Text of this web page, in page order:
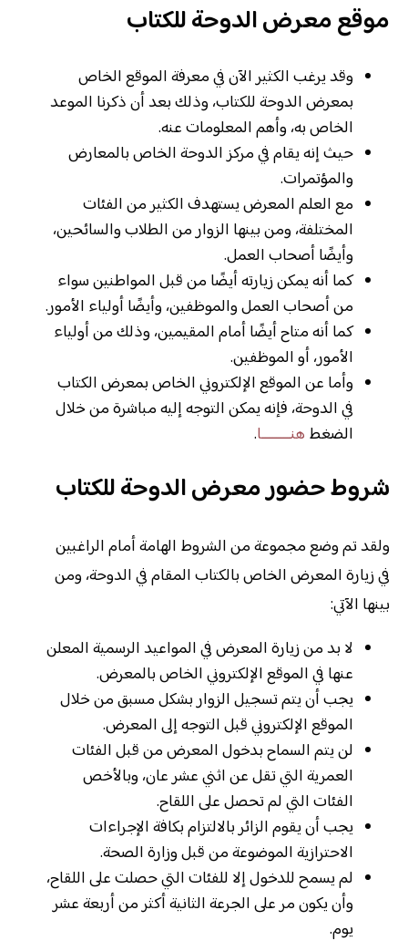
موقع معرض الدوحة للكتاب
وقد يرغب الكثير الآن في معرفة الموقع الخاص
بمعرض الدوحة للكتاب، وذلك بعد أن ذكرنا الموعد
الخاص به، وأهم المعلومات عنه.
حيث إنه يقام في مركز الدوحة الخاص بالمعارض
والمؤتمرات.
مع العلم المعرض يستهدف الكثير من الفئات
المختلفة، ومن بينها الزوار من الطلاب والسائحين،
وأيضًا أصحاب العمل.
كما أنه يمكن زيارته أيضًا من قبل المواطنين سواء
من أصحاب العمل والموظفين، وأيضًا أولياء الأمور.
كما أنه متاح أيضًا أمام المقيمين، وذلك من أولياء
الأمور، أو الموظفين.
وأما عن الموقع الإلكتروني الخاص بمعرض الكتاب
في الدوحة، فإنه يمكن التوجه إليه مباشرة من خلال
الضغط هنــــــــا.
شروط حضور معرض الدوحة للكتاب
ولقد تم وضع مجموعة من الشروط الهامة أمام الراغبين
في زيارة المعرض الخاص بالكتاب المقام في الدوحة، ومن
بينها الآتي:
لا بد من زيارة المعرض في المواعيد الرسمية المعلن
عنها في الموقع الإلكتروني الخاص بالمعرض.
يجب أن يتم تسجيل الزوار بشكل مسبق من خلال
الموقع الإلكتروني قبل التوجه إلى المعرض.
لن يتم السماح بدخول المعرض من قبل الفئات
العمرية التي تقل عن اثني عشر عان، وبالأخص
الفئات التي لم تحصل على اللقاح.
يجب أن يقوم الزائر بالالتزام بكافة الإجراءات
الاحترازية الموضوعة من قبل وزارة الصحة.
لم يسمح للدخول إلا للفئات التي حصلت على اللقاح،
وأن يكون مر على الجرعة الثانية أكثر من أربعة عشر
يوم.